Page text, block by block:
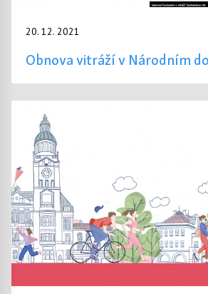
20. 12. 2021
Obnova vitráží v Národním